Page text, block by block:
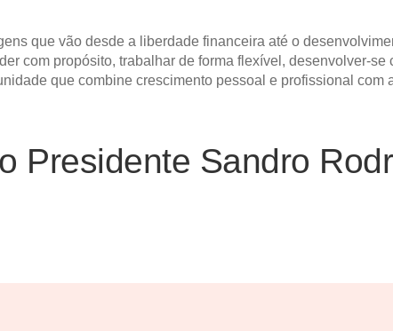
que vão desde a liberdade financeira até o
com propósito, trabalhar de forma flexível, desenvolver-
que combine crescimento pessoal e profissional
Presidente Sandro